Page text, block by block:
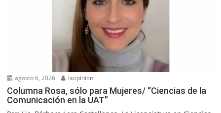
agosto 6, 2026 laopinion
Columna Rosa, sólo para Mujeres/ “Ciencias de la
Comunicación en la UAT”